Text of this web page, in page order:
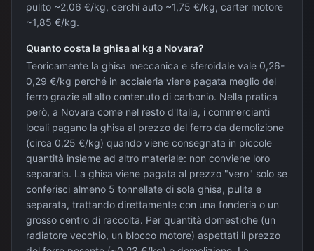
pulito ~2,06 €/kg, cerchi auto ~1,75 €/kg, carter motore
~1,85 €/kg.
Quanto costa la ghisa al kg a Novara?
Teoricamente la ghisa meccanica e sferoidale vale 0,26-
0,29 €/kg perché in acciaieria viene pagata meglio del
ferro grazie all'alto contenuto di carbonio. Nella pratica
però, a Novara come nel resto d'Italia, i commercianti
locali pagano la ghisa al prezzo del ferro da demolizione
(circa 0,25 €/kg) quando viene consegnata in piccole
quantità insieme ad altro materiale: non conviene loro
separarla. La ghisa viene pagata al prezzo "vero" solo se
conferisci almeno 5 tonnellate di sola ghisa, pulita e
separata, trattando direttamente con una fonderia o un
grosso centro di raccolta. Per quantità domestiche (un
radiatore vecchio, un blocco motore) aspettati il prezzo